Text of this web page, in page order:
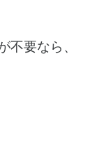
要なら、